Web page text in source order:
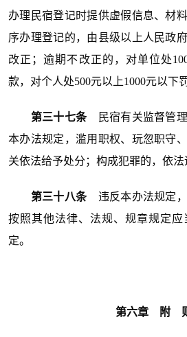
办理民宿登记时提供虚假信息、材
序办理登记的，由县级以上人民政
改正；逾期不改正的，对单位处
款，对个人处500元以上1000元以下
第三十七条民宿有关监督管理
本办法规定，滥用职权、玩忽职守
关依法给予处分；构成犯罪的，依法
第三十八条违反本办法规定，
按照其他法律、法规、规章规定
定。
第六章 附